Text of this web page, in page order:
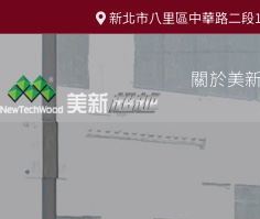
新北市八里區中華路二
關於美